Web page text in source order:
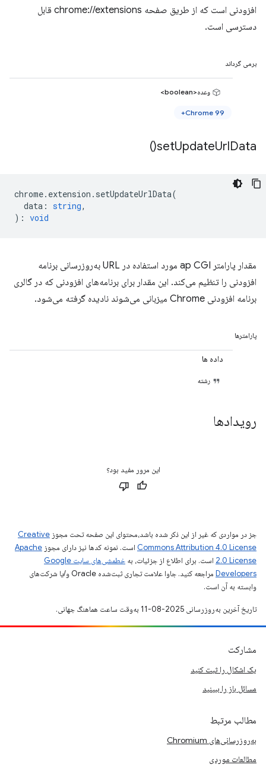
افزودنی است که از طریق صفحه chrome://extensions قابل
دسترسی است.
برمی گرداند
وعده<boolean>
Chrome 99+
setUpdateUrlData(
)
chrome. extension . setUpdateUrlData(
data : string,
) : void
مقدار پارامتر ap CGI مورد استفاده در URL به‌روزرسانی برنامه
افزودنی را تنظیم می‌کند. این مقدار برای برنامه‌های افزودنی که در گالری
برنامه افزودنی Chrome میزبانی می‌شوند نادیده گرفته می‌شود.
پارامترها
داده ها
رشته
رویدادها
این مرور مفید بود؟
جز در مواردی که غیر از این ذکر شده باشد،‌محتوای این صفحه تحت مجوز Creative
Commons Attribution 4.0 License است. نمونه کدها نیز دارای مجوز Apache
2.0 License است. برای اطلاع از جزئیات، به
خطمشی‌های سایت Google
Developers‏
مراجعه کنید. جاوا علامت تجاری ثبت‌شده Oracle و/یا شرکت‌های
وابسته به آن است.
تاریخ آخرین به‌روزرسانی 2025-08-11 به‌وقت ساعت هماهنگ جهانی.
مشارکت
یک اشکال را ثبت کنید
مسائل باز را ببینید
مطالب مرتبط
به‌روزرسانی‌های Chromium
مطالعات موردی